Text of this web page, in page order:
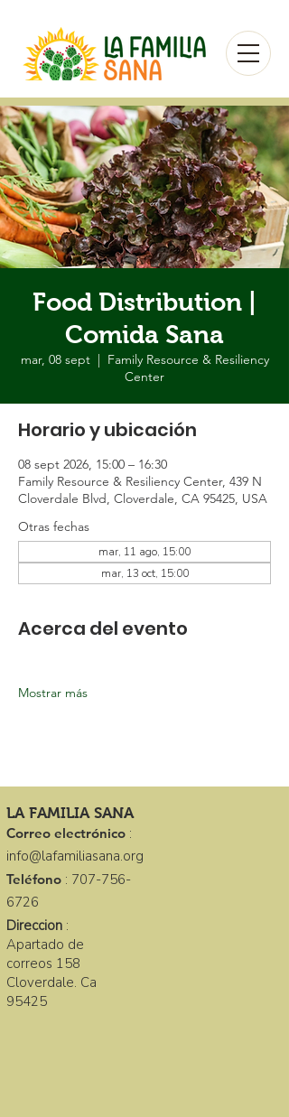
Food Distribution |
Comida Sana
mar, 08 sept
  |
Family Resource & Resiliency
Center
Horario y ubicación
08 sept 2026, 15:00 – 16:30
Family Resource & Resiliency Center, 439 N
Cloverdale Blvd, Cloverdale, CA 95425, USA
Otras fechas
mar, 11 ago, 15:00
mar, 13 oct, 15:00
Acerca del evento
Mostrar más
LA FAMILIA SANA
Correo electrónico :
info@lafamiliasana.org
Teléfono : 707-756-
6726
Direccion :
Apartado de
correos 158
Cloverdale. Ca
95425